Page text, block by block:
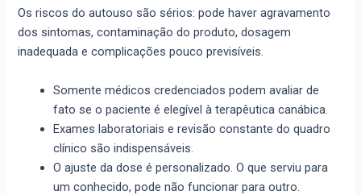
Os riscos do autouso são sérios: pode haver agravamento
dos sintomas, contaminação do produto, dosagem
inadequada e complicações pouco previsíveis.
Somente médicos credenciados podem avaliar de
fato se o paciente é elegível à terapêutica canábica.
Exames laboratoriais e revisão constante do quadro
clínico são indispensáveis.
O ajuste da dose é personalizado. O que serviu para
um conhecido, pode não funcionar para outro.